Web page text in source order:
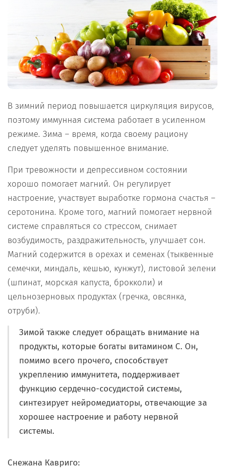
В зимний период повышается циркуляция вирусов,
поэтому иммунная система работает в усиленном
режиме. Зима – время, когда своему рациону
следует уделять повышенное внимание.
При тревожности и депрессивном состоянии
хорошо помогает магний. Он регулирует
настроение, участвует выработке гормона счастья –
серотонина. Кроме того, магний помогает нервной
системе справляться со стрессом, снимает
возбудимость, раздражительность, улучшает сон.
Магний содержится в орехах и семенах (тыквенные
семечки, миндаль, кешью, кунжут), листовой зелени
(шпинат, морская капуста, брокколи) и
цельнозерновых продуктах (гречка, овсянка,
отруби).
Зимой также следует обращать внимание на
продукты, которые богаты витамином С. Он,
помимо всего прочего, способствует
укреплению иммунитета, поддерживает
функцию сердечно-сосудистой системы,
синтезирует нейромедиаторы, отвечающие за
хорошее настроение и работу нервной
системы.
Снежана Кавриго: